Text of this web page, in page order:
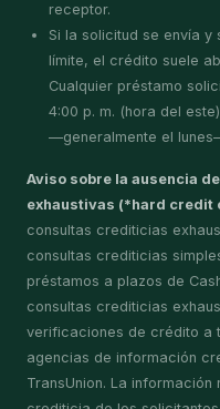
receptor.
Si la solicitud se envía
límite, el crédito suele
Cualquier préstamo
4:00 p. m. (hora del
—generalmente el
Aviso sobre la ausencia
exhaustivas (*hard credit
consultas crediticias
consultas crediticias
préstamos a plazos de
consultas crediticias
verificaciones de crédito a
agencias de información
TransUnion. La